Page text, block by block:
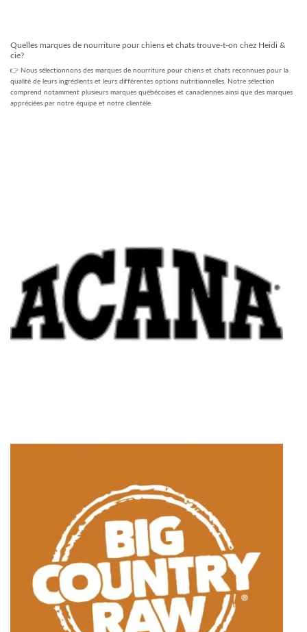
Quelles marques de nourriture pour chiens et chats trouve-t-on chez Heidi &
cie?
👉 Nous sélectionnons des marques de nourriture pour chiens et chats reconnues pour la
qualité de leurs ingrédients et leurs différentes options nutritionnelles. Notre sélection
comprend notamment plusieurs marques québécoises et canadiennes ainsi que des marques
appréciées par notre équipe et notre clientèle.